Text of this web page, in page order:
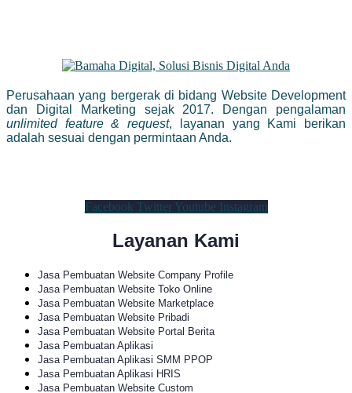
Perusahaan yang bergerak di bidang Website Development
dan Digital Marketing sejak 2017. Dengan pengalaman
unlimited feature & request, layanan yang Kami berikan
adalah sesuai dengan permintaan Anda.
Facebook Twitter Youtube Instagram
Layanan Kami
Jasa Pembuatan Website Company Profile
Jasa Pembuatan Website Toko Online
Jasa Pembuatan Website Marketplace
Jasa Pembuatan Website Pribadi
Jasa Pembuatan Website Portal Berita
Jasa Pembuatan Aplikasi
Jasa Pembuatan Aplikasi SMM PPOP
Jasa Pembuatan Aplikasi HRIS
Jasa Pembuatan Website Custom